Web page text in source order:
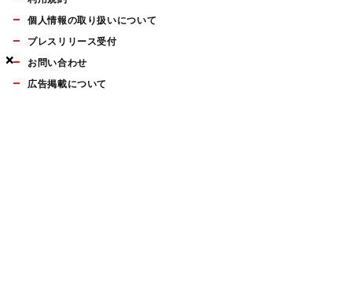
×
×
×
個人情報の取り扱いについて
プレスリリース受付
お問い合わせ
広告掲載について